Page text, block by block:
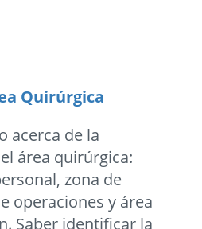
Quirúrgica
acerca de la
área quirúrgica:
zona de
operaciones y área
Saber identificar la